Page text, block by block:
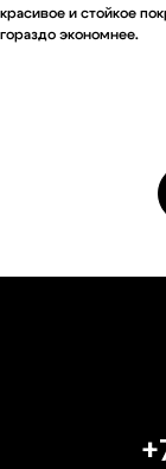
красивое и стойкое
гораздо экономнее.